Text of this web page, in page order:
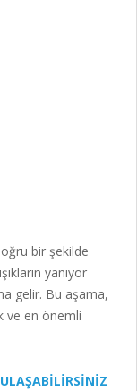
bir şekilde
yanıyor
gelir. Bu aşama,
ve en önemli